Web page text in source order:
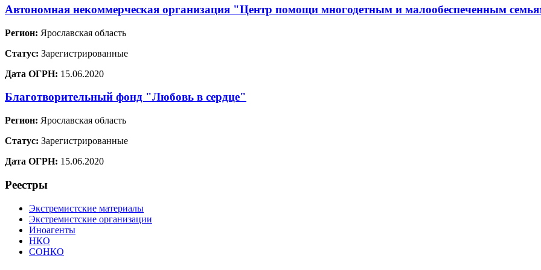
Автономная некоммерческая организация "Центр помощи многодетным и малообеспеченным
Регион: Ярославская область
Статус: Зарегистрированные
Дата ОГРН: 15.06.2020
Благотворительный фонд "Любовь в сердце"
Регион: Ярославская область
Статус: Зарегистрированные
Дата ОГРН: 15.06.2020
Реестры
Экстремистские материалы
Экстремистские организации
Иноагенты
НКО
СОНКО